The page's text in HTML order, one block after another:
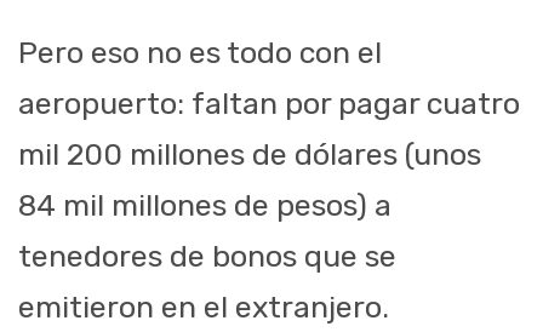
Pero eso no es todo con el
aeropuerto: faltan por pagar cuatro
mil 200 millones de dólares (unos
84 mil millones de pesos) a
tenedores de bonos que se
emitieron en el extranjero.